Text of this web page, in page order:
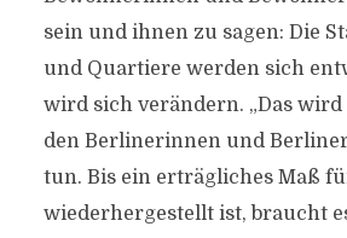
sein und ihnen zu sagen: Die
und Quartiere werden sich
wird sich verändern. „Das
den Berlinerinnen und
tun. Bis ein erträgliches Maß
wiederhergestellt ist, braucht